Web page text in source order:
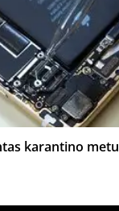
karantino metu